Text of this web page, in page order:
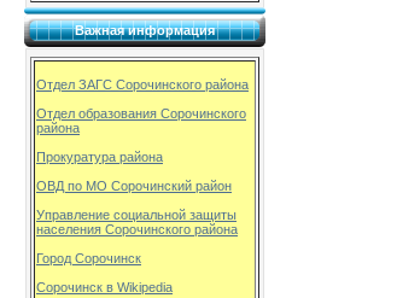
Важная информация
Отдел ЗАГС Сорочинского района
Отдел образования Сорочинского
района
Прокуратура района
ОВД по МО Сорочинский район
Управление социальной защиты
населения Сорочинского района
Город Сорочинск
Сорочинск в Wikipedia